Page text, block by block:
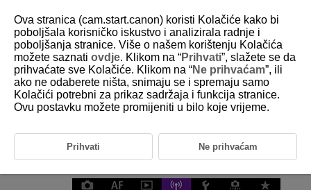
D180-188
Promjena ili brisanje postavki veze
Wi-Fi/Bluetooth connection
Ova stranica (cam.start.canon) koristi Kolačiće kako bi
poboljšala korisničko iskustvo i analizirala radnje i
poboljšanja stranice. Više o našem korištenju Kolačića
možete saznati ovdje. Klikom na “Prihvati”, slažete se da
prihvaćate sve Kolačiće. Klikom na “Ne prihvaćam”, ili
ako ne odaberete ništa, snimaju se i spremaju samo
Kolačići potrebni za prikaz sadržaja i funkcija stranice.
Ovu postavku možete promijeniti u bilo koje vrijeme.
Prihvati Ne prihvaćam